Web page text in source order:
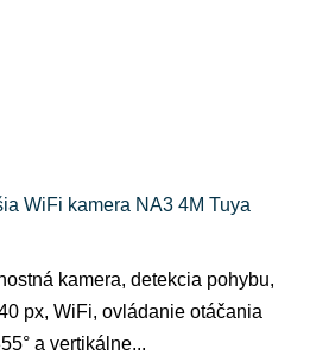
WiFi kamera NA3 4M Tuya
kamera, detekcia pohybu,
px, WiFi, ovládanie otáčania
a vertikálne...